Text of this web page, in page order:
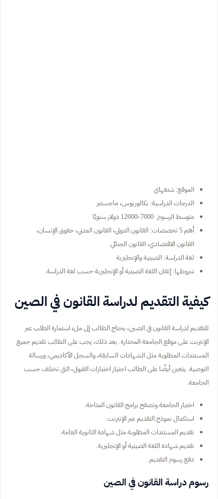
الموقع: شنغهاي
الدرجات الدراسية: بكالوريوس، ماجستير
متوسط الرسوم: 7000-12000 دولار سنويًا
أهم 5 تخصصات: القانون الدولي، القانون المدني، حقوق الإنسان،
القانون الاقتصادي، القانون الجنائي.
لغة الدراسة: الصينية والإنجليزية
شروطها: إتقان اللغة الصينية أو الإنجليزية حسب لغة الدراسة.
كيفية التقديم لدراسة القانون في الصين
للتقديم لدراسة القانون في الصين، يحتاج الطالب إلى ملء استمارة الطلب عبر
الإنترنت على موقع الجامعة المختارة. بعد ذلك، يجب على الطالب تقديم جميع
المستندات المطلوبة مثل الشهادات السابقة، والسجل الأكاديمي، ورسالة
التوصية. يتعين أيضًا على الطالب اجتياز اختبارات القبول، التي تختلف حسب
الجامعة.
اختيار الجامعة وتصفح برامج القانون المتاحة.
استكمال نموذج التقديم عبر الإنترنت.
تقديم المستندات المطلوبة مثل شهادة الثانوية العامة.
تقديم شهادة اللغة الصينية أو الإنجليزية.
دفع رسوم التقديم.
رسوم دراسة القانون في الصين